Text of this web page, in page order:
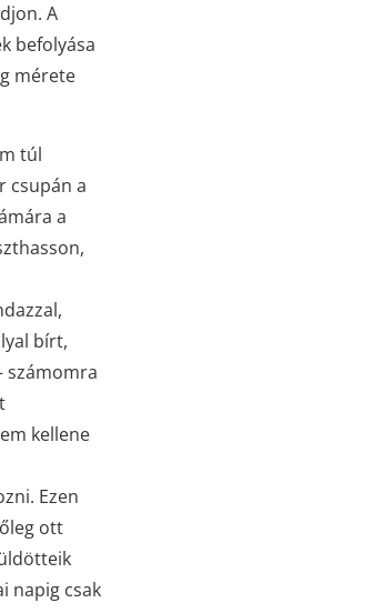
A
befolyása
mérete
túl
csupán a
a
bírt,
számomra
kellene
Ezen
ott
napig csak